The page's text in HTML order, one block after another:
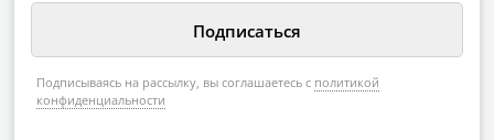
Подписываясь на рассылку, вы соглашаетесь с политикой
конфиденциальности